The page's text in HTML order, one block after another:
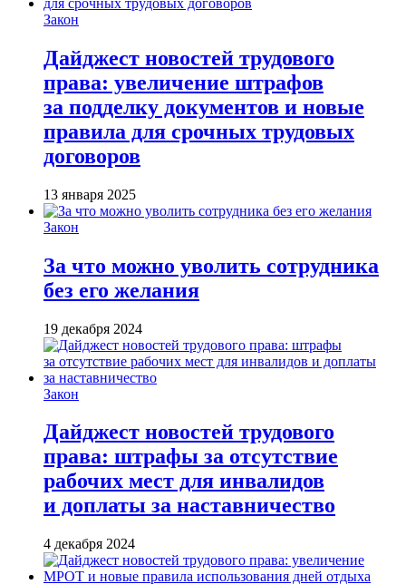
Закон
Дайджест новостей трудового
права: увеличение штрафов
за подделку документов и новые
правила для срочных трудовых
договоров
13 января 2025
Закон
За что можно уволить сотрудника
без его желания
19 декабря 2024
Закон
Дайджест новостей трудового
права: штрафы за отсутствие
рабочих мест для инвалидов
и доплаты за наставничество
4 декабря 2024